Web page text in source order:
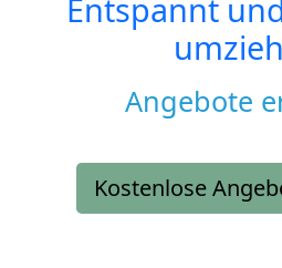
Entspannt
Angebote
Kostenlose